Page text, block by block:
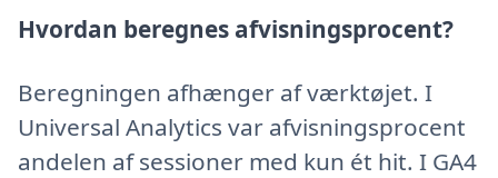
Hvordan beregnes afvisningsprocent?
Beregningen afhænger af værktøjet. I
Universal Analytics var afvisningsprocent
andelen af sessioner med kun ét hit. I GA4